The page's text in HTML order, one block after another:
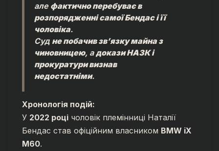
але фактично перебуває в
розпорядженні самої Бендас і її
чоловіка.
Суд не побачив зв’язку майна з
чиновницею, адокази НАЗК і
прокуратури визнав
недостатніми.
Хронологія подій:
У 2022 році чоловік племінниці Наталії
Бендас став офіційним власником BMW iX
M60.